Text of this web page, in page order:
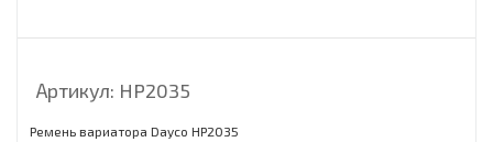
Артикул: HP2035
Ремень вариатора Dayco HP2035